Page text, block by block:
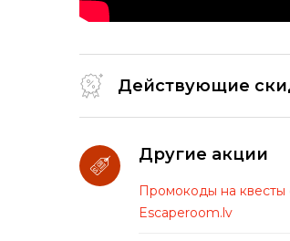
Действующие
Другие акции
Промокоды на квесты
Escaperoom.lv